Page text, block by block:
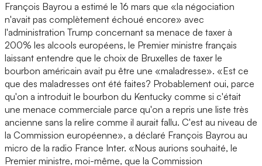
François Bayrou a estimé le 16 mars que «la négociation
n'avait pas complètement échoué encore» avec
l'administration Trump concernant sa menace de taxer à
200% les alcools européens, le Premier ministre français
laissant entendre que le choix de Bruxelles de taxer le
bourbon américain avait pu être une «maladresse». «Est ce
que des maladresses ont été faites? Probablement oui, parce
qu'on a introduit le bourbon du Kentucky comme si c'était
une menace commerciale parce qu'on a repris une liste très
ancienne sans la relire comme il aurait fallu. C'est au niveau de
la Commission européenne», a déclaré François Bayrou au
micro de la radio France Inter. «Nous aurions souhaité, le
Premier ministre, moi-même, que la Commission